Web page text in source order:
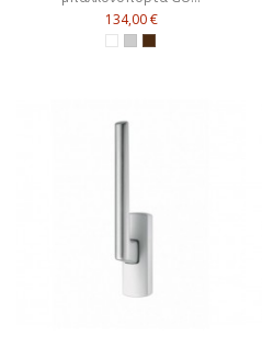
134,00 €